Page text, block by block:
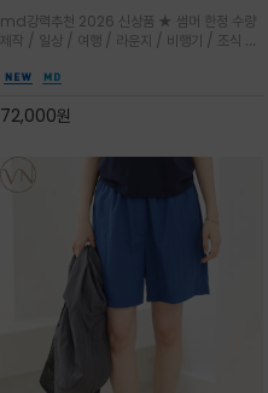
튼 소재로 완성
md강력추천 2026 신상품 ★ 썸머 한정 수량
제작 / 일상 / 여행 / 라운지 / 비행기 / 조식 /
그먼트로 제작되어 편하고 가볍게 후회없으실 아
72,000원